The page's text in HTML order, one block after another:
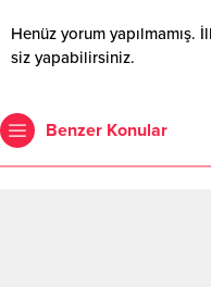
Henüz yorum yapılmamış.
siz yapabilirsiniz.
Benzer Konular